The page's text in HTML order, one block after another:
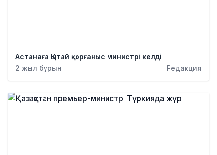
Астанаға Қытай қорғаныс министрі келді
2 жыл бұрын
Редакция